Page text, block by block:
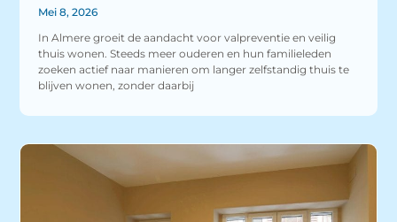
Mei 8, 2026
In Almere groeit de aandacht voor valpreventie en veilig
thuis wonen. Steeds meer ouderen en hun familieleden
zoeken actief naar manieren om langer zelfstandig thuis te
blijven wonen, zonder daarbij